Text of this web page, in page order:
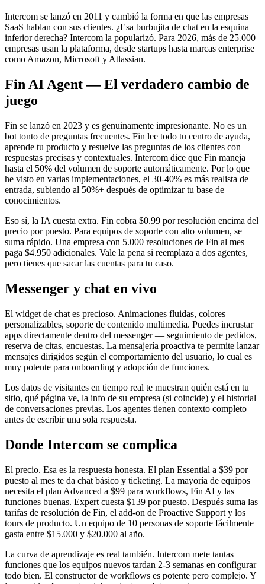
Intercom se lanzó en 2011 y cambió la forma en que las empresas
SaaS hablan con sus clientes. ¿Esa burbujita de chat en la esquina
inferior derecha? Intercom la popularizó. Para 2026, más de 25.000
empresas usan la plataforma, desde startups hasta marcas enterprise
como Amazon, Microsoft y Atlassian.
Fin AI Agent — El verdadero cambio de
juego
Fin se lanzó en 2023 y es genuinamente impresionante. No es un
bot tonto de preguntas frecuentes. Fin lee todo tu centro de ayuda,
aprende tu producto y resuelve las preguntas de los clientes con
respuestas precisas y contextuales. Intercom dice que Fin maneja
hasta el 50% del volumen de soporte automáticamente. Por lo que
he visto en varias implementaciones, el 30-40% es más realista de
entrada, subiendo al 50%+ después de optimizar tu base de
conocimientos.
Eso sí, la IA cuesta extra. Fin cobra $0.99 por resolución encima del
precio por puesto. Para equipos de soporte con alto volumen, se
suma rápido. Una empresa con 5.000 resoluciones de Fin al mes
paga $4.950 adicionales. Vale la pena si reemplaza a dos agentes,
pero tienes que sacar las cuentas para tu caso.
Messenger y chat en vivo
El widget de chat es precioso. Animaciones fluidas, colores
personalizables, soporte de contenido multimedia. Puedes incrustar
apps directamente dentro del messenger — seguimiento de pedidos,
reserva de citas, encuestas. La mensajería proactiva te permite lanzar
mensajes dirigidos según el comportamiento del usuario, lo cual es
muy potente para onboarding y adopción de funciones.
Los datos de visitantes en tiempo real te muestran quién está en tu
sitio, qué página ve, la info de su empresa (si coincide) y el historial
de conversaciones previas. Los agentes tienen contexto completo
antes de escribir una sola respuesta.
Donde Intercom se complica
El precio. Esa es la respuesta honesta. El plan Essential a $39 por
puesto al mes te da chat básico y ticketing. La mayoría de equipos
necesita el plan Advanced a $99 para workflows, Fin AI y las
funciones buenas. Expert cuesta $139 por puesto. Después suma las
tarifas de resolución de Fin, el add-on de Proactive Support y los
tours de producto. Un equipo de 10 personas de soporte fácilmente
gasta entre $15.000 y $20.000 al año.
La curva de aprendizaje es real también. Intercom mete tantas
funciones que los equipos nuevos tardan 2-3 semanas en configurar
todo bien. El constructor de workflows es potente pero complejo. Y